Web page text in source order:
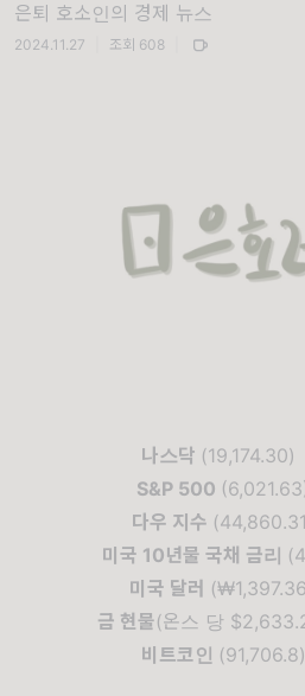
은퇴 호소인의 경제 뉴스
2024.11.27 조회 608
나스닥 (19,174.30)
S&P 500
다우 지수
미국 10년물 국채 금리
미국 달러
금 현물(온스 당
비트코인 (91,706.8)